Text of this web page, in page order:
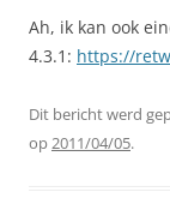
Ah, ik kan ook
4.3.1: https://
Dit bericht werd
op2011/04/05.